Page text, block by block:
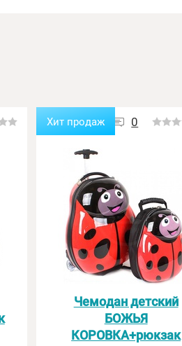
0
Хит продаж
Чемодан детский
БОЖЬЯ
КОРОВКА+рюкзак